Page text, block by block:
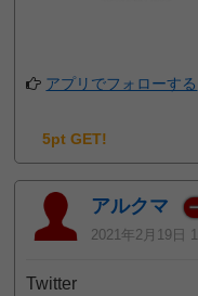
アプリでフォローする
5pt GET!
アルクマ
2021年2月19日
Twitter